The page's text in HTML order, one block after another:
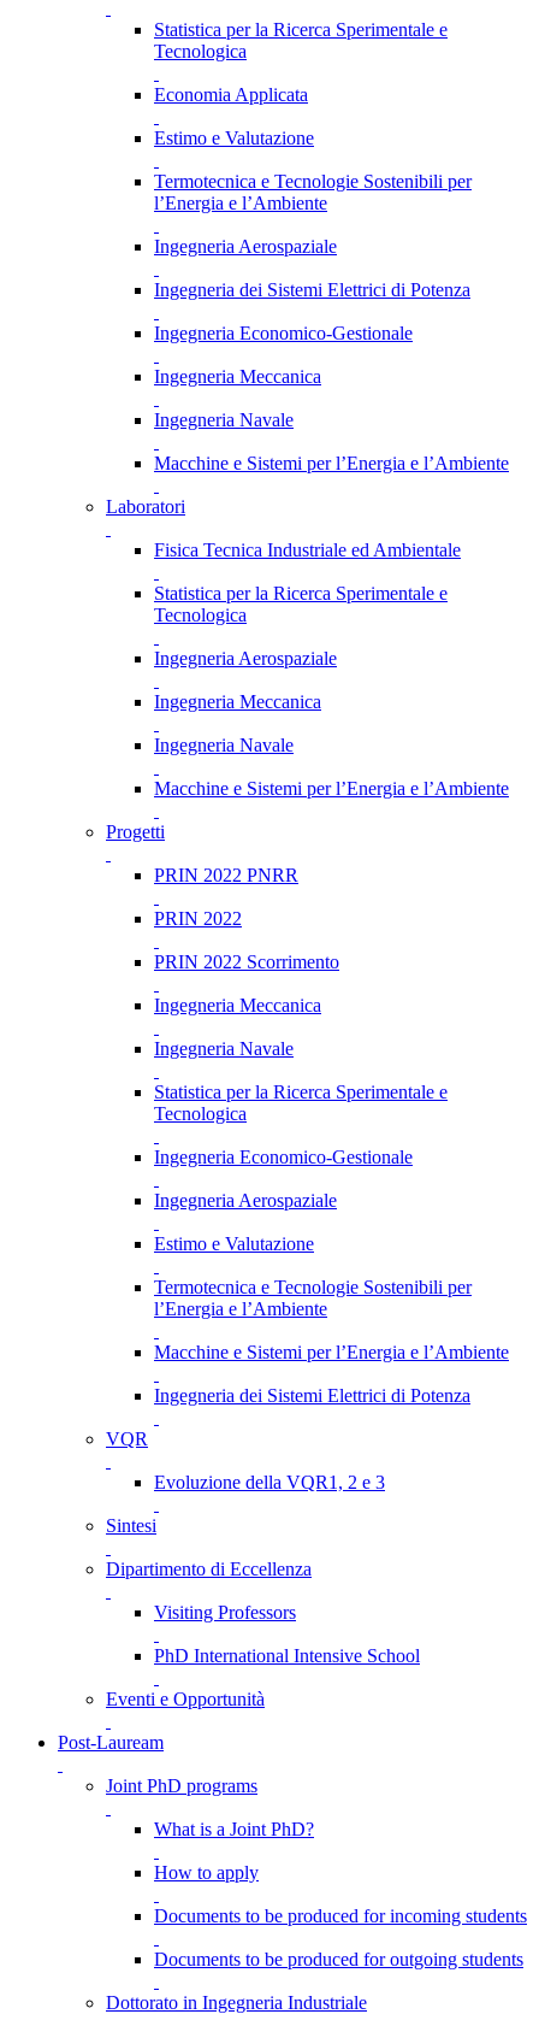
Statistica per la Ricerca Sperimentale e
Tecnologica
Economia Applicata
Estimo e Valutazione
Termotecnica e Tecnologie Sostenibili per
l’Energia e l’Ambiente
Ingegneria Aerospaziale
Ingegneria dei Sistemi Elettrici di Potenza
Ingegneria Economico-Gestionale
Ingegneria Meccanica
Ingegneria Navale
Macchine e Sistemi per l’Energia e l’Ambiente
Laboratori
Fisica Tecnica Industriale ed Ambientale
Statistica per la Ricerca Sperimentale e
Tecnologica
Ingegneria Aerospaziale
Ingegneria Meccanica
Ingegneria Navale
Macchine e Sistemi per l’Energia e l’Ambiente
Progetti
PRIN 2022 PNRR
PRIN 2022
PRIN 2022 Scorrimento
Ingegneria Meccanica
Ingegneria Navale
Statistica per la Ricerca Sperimentale e
Tecnologica
Ingegneria Economico-Gestionale
Ingegneria Aerospaziale
Estimo e Valutazione
Termotecnica e Tecnologie Sostenibili per
l’Energia e l’Ambiente
Macchine e Sistemi per l’Energia e l’Ambiente
Ingegneria dei Sistemi Elettrici di Potenza
VQR
Evoluzione della VQR1, 2 e 3
Sintesi
Dipartimento di Eccellenza
Visiting Professors
PhD International Intensive School
Eventi e Opportunità
Post-Lauream
Joint PhD programs
What is a Joint PhD?
How to apply
Documents to be produced for incoming students
Documents to be produced for outgoing students
Dottorato in Ingegneria Industriale